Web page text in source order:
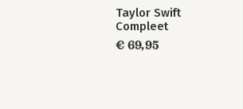
Taylor Swift
Compleet
€ 69,95